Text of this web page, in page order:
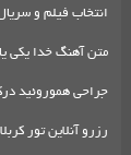
انتخاب فیلم و
متن آهنگ خدا یکی
جراحی هموروئید
رزرو آنلاین تور